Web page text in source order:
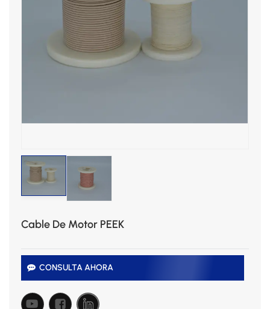
Cable De Motor PEEK
CONSULTA AHORA